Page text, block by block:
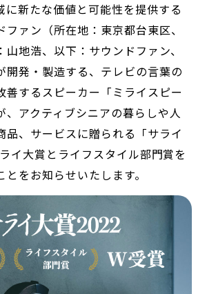
に新たな価値と可能性を提供する
ァン（所在地：東京都台東区、
地浩、以下：サウンドファン、
開発・製造する、テレビの言葉の
善するスピーカー「ミライスピー
、アクティブシニアの暮らしや人
品、サービスに贈られる「サライ
イ大賞とライフスタイル部門賞を
をお知らせいたします。